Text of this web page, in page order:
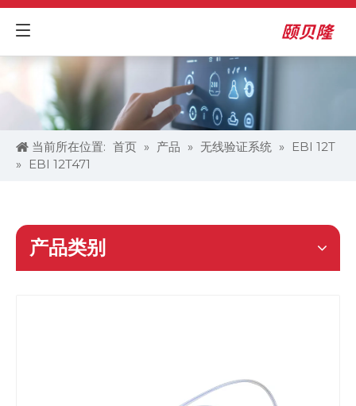
当前所在位置: 首页 » 产品 » 无线验证系统 »
EBI 12T
»
EBI 12T471
产品类别